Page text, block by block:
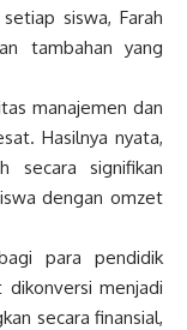
siswa, Farah
tambahan yang
manajemen dan
Hasilnya nyata,
secara signifikan
dengan omzet
para pendidik
dikonversi menjadi
secara finansial,